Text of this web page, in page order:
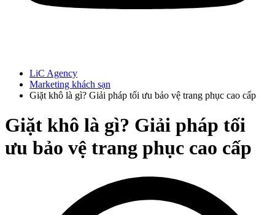
LiC Agency
Marketing khách sạn
Giặt khô là gì? Giải pháp tối ưu bảo vệ trang phục cao cấp
Giặt khô là gì? Giải pháp tối
ưu bảo vệ trang phục cao cấp